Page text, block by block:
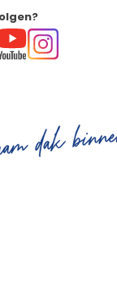
Instagram